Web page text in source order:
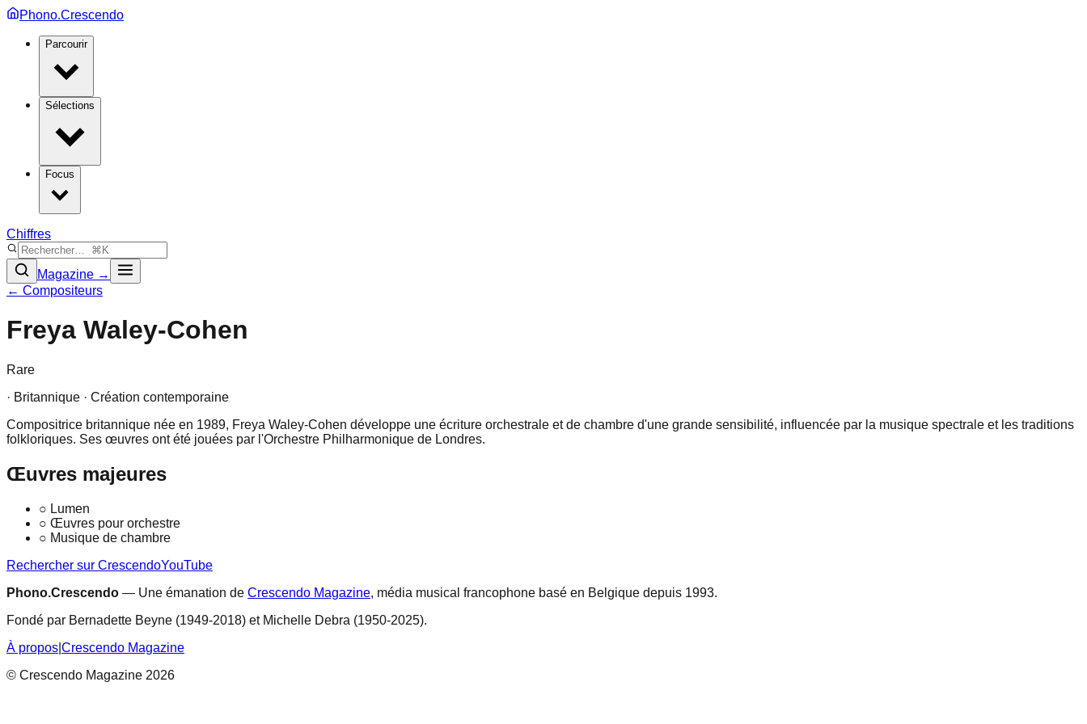
Phono.Crescendo
Parcourir
Sélections
Focus
Chiffres
Magazine →
← Compositeurs
Freya Waley-Cohen
Rare
· Britannique · Création contemporaine
Compositrice britannique née en 1989, Freya Waley-Cohen développe une écriture orchestrale et de chambre d'une grande sensibilité, influencée par la musique spectrale et les traditions
folkloriques. Ses œuvres ont été jouées par l'Orchestre Philharmonique de Londres.
Œuvres majeures
○ Lumen
○ Œuvres pour orchestre
○ Musique de chambre
Rechercher sur CrescendoYouTube
Phono.Crescendo — Une émanation de Crescendo Magazine, média musical francophone basé en Belgique depuis 1993.
Fondé par Bernadette Beyne (1949-2018) et Michelle Debra (1950-2025).
À propos Crescendo Magazine
© Crescendo Magazine 2026